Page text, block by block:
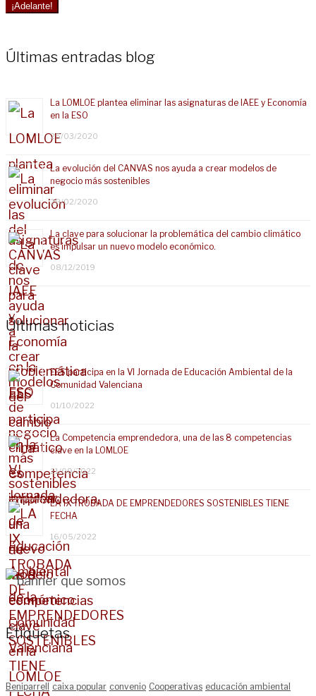
¡Adelante!
Últimas entradas blog
La LOMLOE plantea eliminar las asignaturas de IAEE y Economía
en la ESO
25/03/2020
La evolución del CANVAS nos ayuda a crear modelos de
negocio más sostenibles
28/02/2020
La clave para solucionar la problemática del cambio climático
es impulsar un nuevo modelo económico.
08/12/2019
Últimas noticias
EES participa en la VI Jornada de Educación Ambiental de la
Comunidad Valenciana
01/10/2022
La Competencia emprendedora, una de las 8 competencias
clave en la LOMLOE
21/09/2022
LA IX TROBADA DE EMPRENDEDORES SOSTENIBLES TIENE
FECHA
16/05/2022
Etiquetas
Beniparrell caixa popular convenio Cooperativas educación ambiental